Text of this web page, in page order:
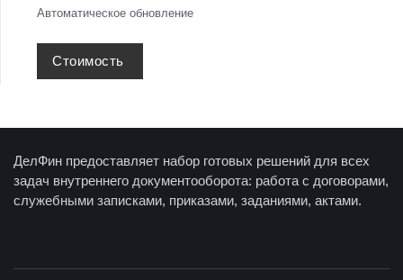
Автоматическое обновление
Стоимость
ДелФин предоставляет набор готовых решений для всех
задач внутреннего документооборота: работа с договорами,
служебными записками, приказами, заданиями, актами.